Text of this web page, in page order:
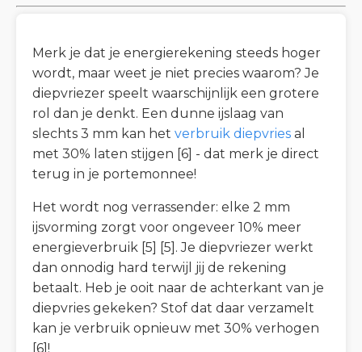
Merk je dat je energierekening steeds hoger
wordt, maar weet je niet precies waarom? Je
diepvriezer speelt waarschijnlijk een grotere
rol dan je denkt. Een dunne ijslaag van
slechts 3 mm kan het verbruik diepvries al
met 30% laten stijgen [6] - dat merk je direct
terug in je portemonnee!
Het wordt nog verrassender: elke 2 mm
ijsvorming zorgt voor ongeveer 10% meer
energieverbruik [5] [5]. Je diepvriezer werkt
dan onnodig hard terwijl jij de rekening
betaalt. Heb je ooit naar de achterkant van je
diepvries gekeken? Stof dat daar verzamelt
kan je verbruik opnieuw met 30% verhogen
[6]!